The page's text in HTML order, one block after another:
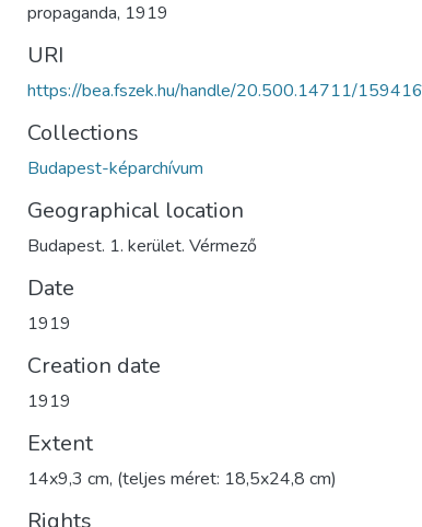
propaganda, 1919
URI
https://bea.fszek.hu/handle/20.500.14711/159416
Collections
Budapest-képarchívum
Geographical location
Budapest. 1. kerület. Vérmező
Date
1919
Creation date
1919
Extent
14x9,3 cm, (teljes méret: 18,5x24,8 cm)
Rights